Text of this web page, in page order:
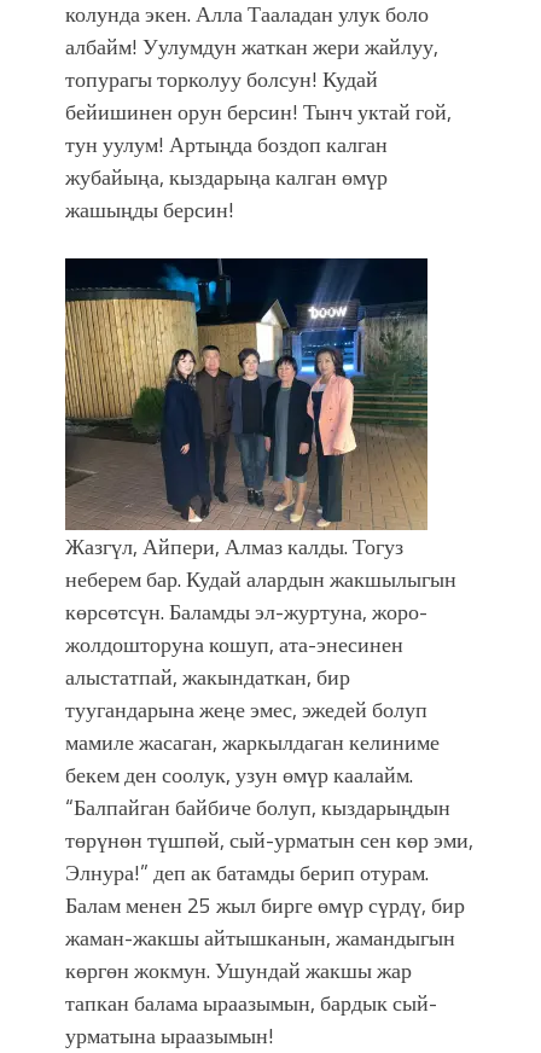
колунда экен. Алла Тааладан улук боло
албайм! Уулумдун жаткан жери жайлуу,
топурагы торколуу болсун! Кудай
бейишинен орун берсин! Тынч уктай гой,
тун уулум! Артыңда боздоп калган
жубайыңа, кыздарыңа калган өмүр
жашыңды берсин!
Жазгүл, Айпери, Алмаз калды. Тогуз
неберем бар. Кудай алардын жакшылыгын
көрсөтсүн. Баламды эл-журтуна, жоро-
жолдошторуна кошуп, ата-энесинен
алыстатпай, жакындаткан, бир
туугандарына жеңе эмес, эжедей болуп
мамиле жасаган, жаркылдаган келиниме
бекем ден соолук, узун өмүр каалайм.
“Балпайган байбиче болуп, кыздарыңдын
төрүнөн түшпөй, сый-урматын сен көр эми,
Элнура!” деп ак батамды берип отурам.
Балам менен 25 жыл бирге өмүр сүрдү, бир
жаман-жакшы айтышканын, жамандыгын
көргөн жокмун. Ушундай жакшы жар
тапкан балама ыраазымын, бардык сый-
урматына ыраазымын!